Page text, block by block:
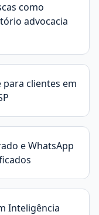
como
advocacia
clientes em
e WhatsApp
Inteligência